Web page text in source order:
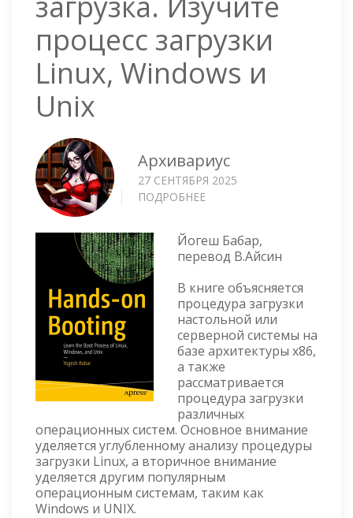
процесс загрузки
Linux, Windows и
Unix
Архивариус
27 СЕНТЯБРЯ 2025
ПОДРОБНЕЕ
ИЗУЧИТЕ
ПРОЦЕСС
ЗАГРУЗКИ
LINUX,
WINDOWS
И
UNIX
Йогеш Бабар,
перевод В.Айсин
В книге объясняется
процедура загрузки
настольной или
серверной системы на
базе архитектуры x86,
а также
рассматривается
процедура загрузки
различных
операционных систем. Основное внимание
уделяется углубленному анализу процедуры
загрузки Linux, а вторичное внимание
уделяется другим популярным
операционным системам, таким как
Windows и UNIX.